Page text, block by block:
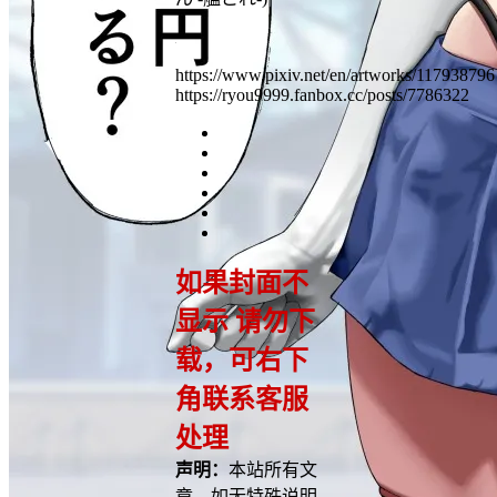
https://www.pixiv.net/en/artworks/117938796
https://ryou9999.fanbox.cc/posts/7786322
如果封面不
显示 请勿下
载，可右下
角联系客服
处理
声明： 本站所有文